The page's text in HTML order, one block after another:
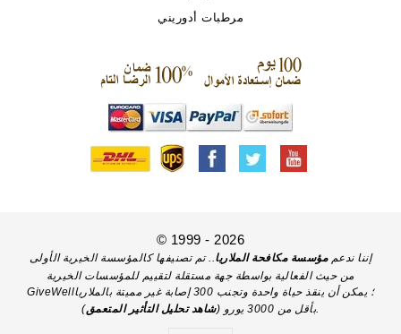
مرطبات أدوريني
© 1999 - 2026
إننا ندعممؤسسة مكافحة الملاريا .. تم تصنيفها كالمؤسسة الخيرية الأولى
من حيث الفعالية بواسطة جهة مستقلة لتقييم للمؤسسات الخيرية
GiveWell؛ يمكن أن ينقذ حياة واحدة وتجنب 300 إصابة غير مميتة بالملاريا
بأقل من 3000 يورو (
شاهد تحليل التأثير المتعمق